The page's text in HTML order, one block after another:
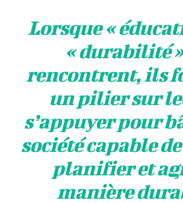
Lorsque «
« durabilité
rencontrent, ils
un pilier sur
s’appuyer pour
société capable
planifier et
manière